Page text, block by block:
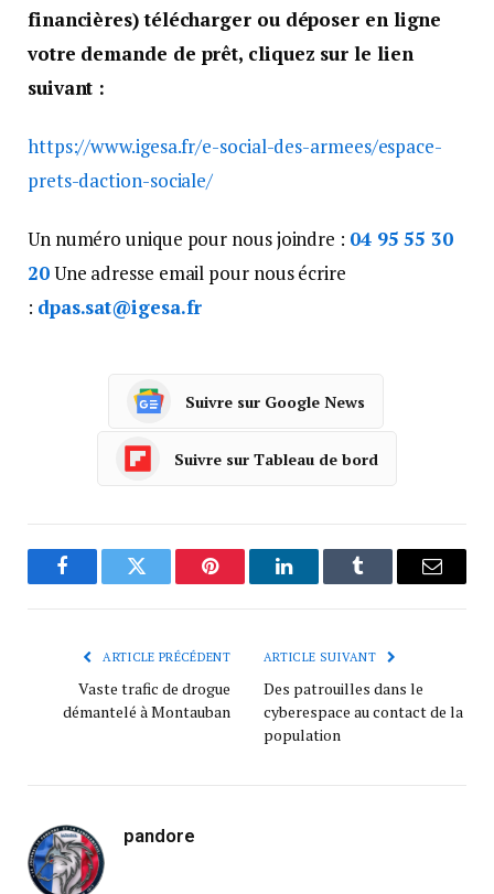
financières) télécharger ou déposer en ligne
votre demande de prêt, cliquez sur le lien
suivant :
https://www.igesa.fr/e-social-des-armees/espace-
prets-daction-sociale/
Un numéro unique pour nous joindre : 04 95 55 30
20Une adresse email pour nous écrire
: dpas.sat@igesa.fr
Suivre sur Google News
Suivre sur Tableau de bord
FacebookTwitter Pinterest LinkedInTumblr
ARTICLE PRÉCÉDENT
Vaste trafic de drogue
démantelé à Montauban
ARTICLE SUIVANT
Des patrouilles dans le
cyberespace au contact de la
population
pandore